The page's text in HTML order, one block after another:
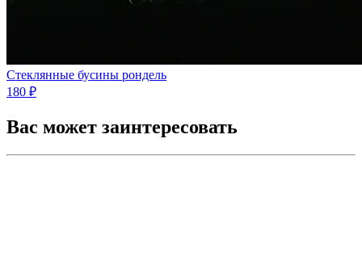
Стеклянные бусины рондель
180 ₽
Вас может заинтересовать